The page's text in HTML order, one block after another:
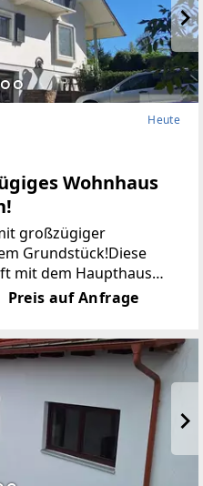
Heute
Wohnhaus
großzügiger
Grundstück!Diese
mit dem Haupthaus
im Zentrum von
Und all dies zu
Preis auf Anfrage